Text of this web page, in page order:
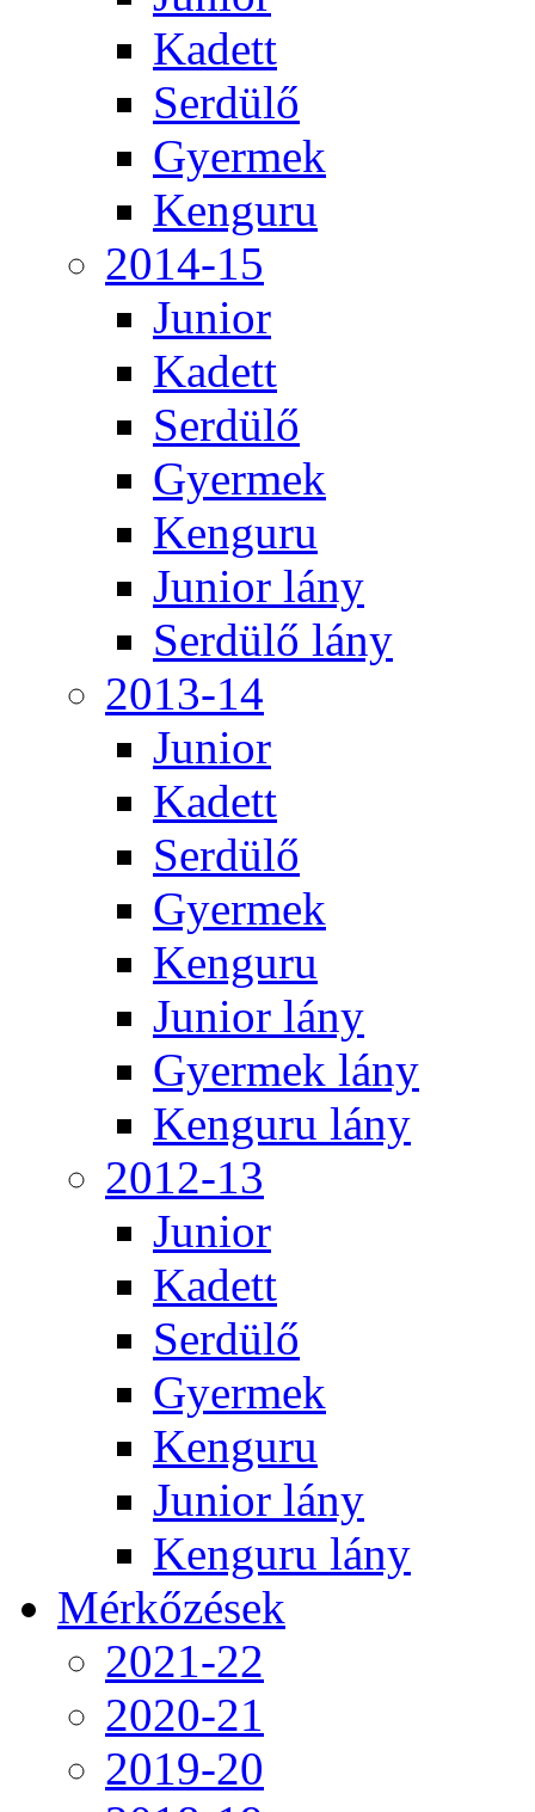
Kadett
Serdülő
Gyermek
Kenguru
2014-15
Junior
Kadett
Serdülő
Gyermek
Kenguru
Junior lány
Serdülő lány
2013-14
Junior
Kadett
Serdülő
Gyermek
Kenguru
Junior lány
Gyermek lány
Kenguru lány
2012-13
Junior
Kadett
Serdülő
Gyermek
Kenguru
Junior lány
Kenguru lány
Mérkőzések
2021-22
2020-21
2019-20